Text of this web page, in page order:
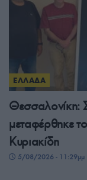
ΕΛΛΑΔΑ
Θεσσαλονίκη:
μεταφέρθηκε
Κυριακίδη
5/08/2026 - 11:29μμ